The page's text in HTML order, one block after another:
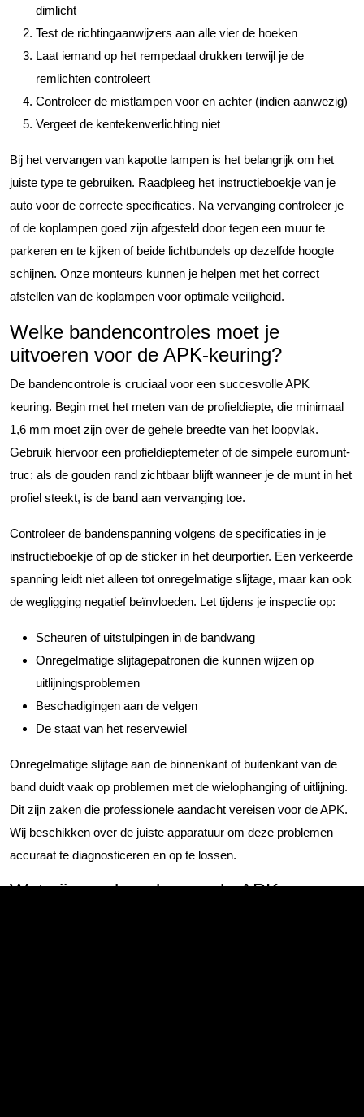
dimlicht
Test de richtingaanwijzers aan alle vier de hoeken
Laat iemand op het rempedaal drukken terwijl je de
remlichten controleert
Controleer de mistlampen voor en achter (indien aanwezig)
Vergeet de kentekenverlichting niet
Bij het vervangen van kapotte lampen is het belangrijk om het
juiste type te gebruiken. Raadpleeg het instructieboekje van je
auto voor de correcte specificaties. Na vervanging controleer je
of de koplampen goed zijn afgesteld door tegen een muur te
parkeren en te kijken of beide lichtbundels op dezelfde hoogte
schijnen. Onze monteurs kunnen je helpen met het correct
afstellen van de koplampen voor optimale veiligheid.
Welke bandencontroles moet je
uitvoeren voor de APK-keuring?
De bandencontrole is cruciaal voor een succesvolle APK
keuring. Begin met het meten van de profieldiepte, die minimaal
1,6 mm moet zijn over de gehele breedte van het loopvlak.
Gebruik hiervoor een profieldieptemeter of de simpele euromunt-
truc: als de gouden rand zichtbaar blijft wanneer je de munt in het
profiel steekt, is de band aan vervanging toe.
Controleer de bandenspanning volgens de specificaties in je
instructieboekje of op de sticker in het deurportier. Een verkeerde
spanning leidt niet alleen tot onregelmatige slijtage, maar kan ook
de wegligging negatief beïnvloeden. Let tijdens je inspectie op:
Scheuren of uitstulpingen in de bandwang
Onregelmatige slijtagepatronen die kunnen wijzen op
uitlijningsproblemen
Beschadigingen aan de velgen
De staat van het reservewiel
Onregelmatige slijtage aan de binnenkant of buitenkant van de
band duidt vaak op problemen met de wielophanging of uitlijning.
Dit zijn zaken die professionele aandacht vereisen voor de APK.
Wij beschikken over de juiste apparatuur om deze problemen
accuraat te diagnosticeren en op te lossen.
Wat zijn veelvoorkomende APK-